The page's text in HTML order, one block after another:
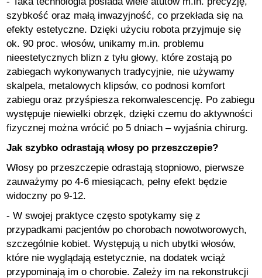
szybkość oraz małą inwazyjność, co przekłada się na
efekty estetyczne. Dzięki użyciu robota przyjmuje się
ok. 90 proc. włosów, unikamy m.in. problemu
nieestetycznych blizn z tyłu głowy, które zostają po
zabiegach wykonywanych tradycyjnie, nie używamy
skalpela, metalowych klipsów, co podnosi komfort
zabiegu oraz przyśpiesza rekonwalescencję. Po zabiegu
występuje niewielki obrzęk, dzięki czemu do aktywności
fizycznej można wrócić po 5 dniach – wyjaśnia chirurg.
Jak szybko odrastają włosy po przeszczepie?
Włosy po przeszczepie odrastają stopniowo, pierwsze
zauważymy po 4-6 miesiącach, pełny efekt będzie
widoczny po 9-12.
- W swojej praktyce często spotykamy się z
przypadkami pacjentów po chorobach nowotworowych,
szczególnie kobiet. Występują u nich ubytki włosów,
które nie wyglądają estetycznie, na dodatek wciąż
przypominają im o chorobie. Zależy im na rekonstrukcji